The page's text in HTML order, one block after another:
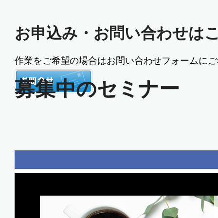
お申込み・お問い合わせは
作業をご希望の場合はお問い合わせフォームに
募集中のセミナー